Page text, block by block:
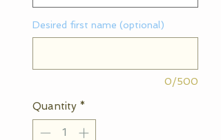
Desired first name (optional)
0/500
Quantity *